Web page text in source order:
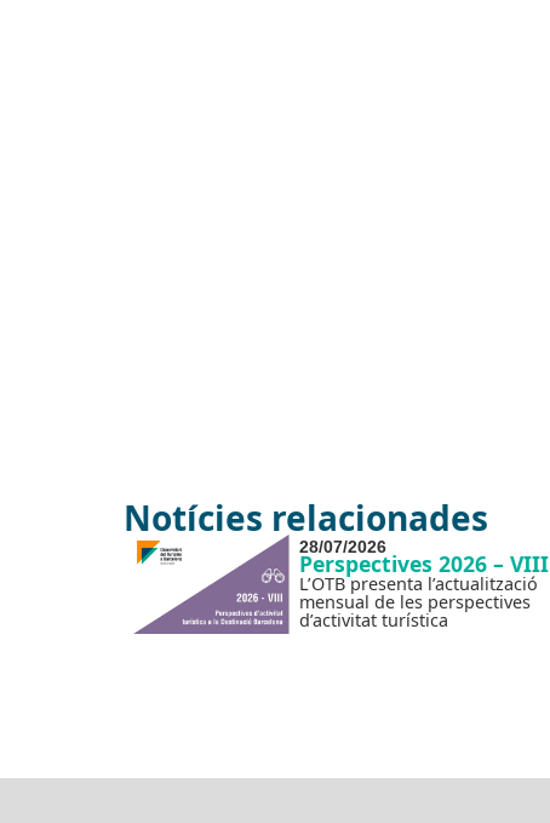
Notícies relacionades
28/07/2026
Perspectives 2026 – VIII
L’OTB presenta l’actualització
mensual de les perspectives
d’activitat turística